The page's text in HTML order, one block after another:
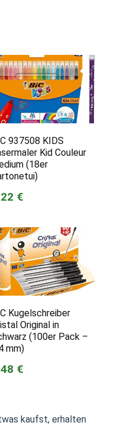
937508 KIDS
Kid Couleur
(18er
€
Kugelschreiber
Original in
(100er Pack –
mm)
€
kaufst, erhalten